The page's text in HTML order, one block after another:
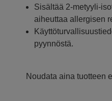
Sisältää 2-metyyli-
aiheuttaa allergisen
pyynnöstä.
Noudata aina tuotteen